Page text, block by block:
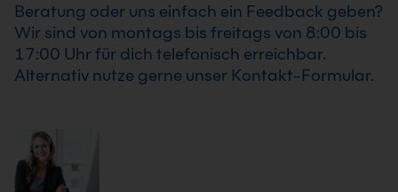
Beratung oder uns einfach ein Feedback geben?
Wir sind von montags bis freitags von 8:00 bis
17:00 Uhr für dich telefonisch erreichbar.
Alternativ nutze gerne unser Kontakt-Formular.